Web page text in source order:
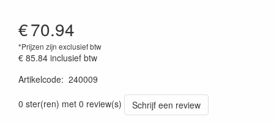
€70.94
*Prijzen zijn exclusief btw
€ 85.84 inclusief btw
Artikelcode: 240009
0 ster(ren) met 0 review(s)
Schrijf een review